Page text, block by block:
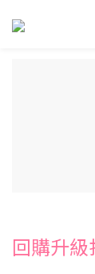
回購升級